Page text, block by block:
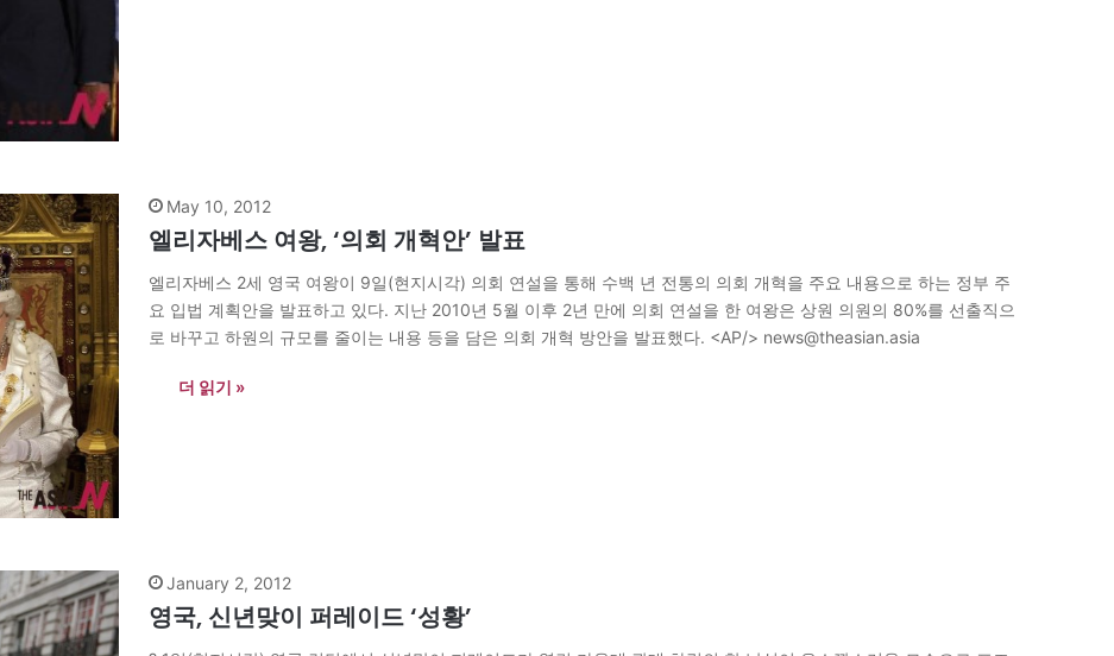
May 10, 2012
엘리자베스 여왕, ‘의회 개혁안’ 발표
엘리자베스 2세 영국 여왕이 9일(현지시각) 의회 연설을 통해 수백 년 전통의 의회 개혁을 주요 내용으로 하는 정부 주
요 입법 계획안을 발표하고 있다. 지난 2010년 5월 이후 2년 만에 의회 연설을 한 여왕은 상원 의원의 80%를 선출직으
로 바꾸고 하원의 규모를 줄이는 내용 등을 담은 의회 개혁 방안을 발표했다. <AP/> news@theasian.asia
더 읽기 »
January 2, 2012
영국, 신년맞이 퍼레이드 ‘성황’